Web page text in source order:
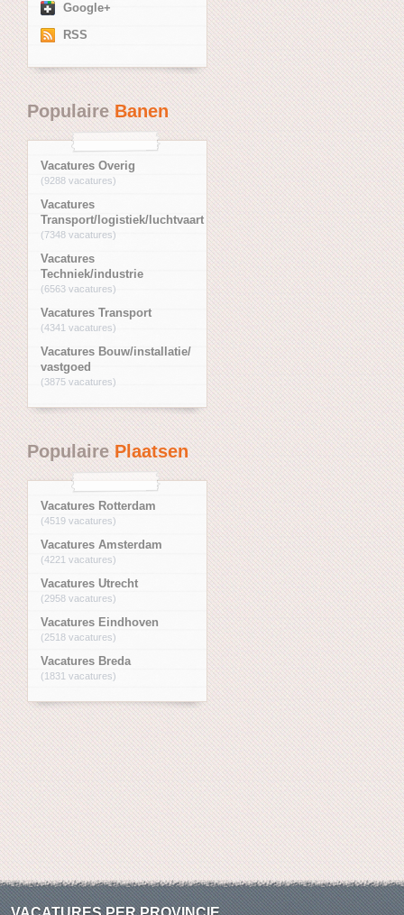
Google+
RSS
PopulaireBanen
Vacatures Overig
(9288 vacatures)
Vacatures
Transport/logistiek/luchtvaart
(7348 vacatures)
Vacatures
Techniek/industrie
(6563 vacatures)
Vacatures Transport
(4341 vacatures)
Vacatures Bouw/installatie/
vastgoed
(3875 vacatures)
PopulairePlaatsen
Vacatures Rotterdam
(4519 vacatures)
Vacatures Amsterdam
(4221 vacatures)
Vacatures Utrecht
(2958 vacatures)
Vacatures Eindhoven
(2518 vacatures)
Vacatures Breda
(1831 vacatures)